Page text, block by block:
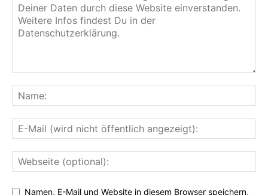
Namen, E-Mail und Website in diesem Browser speichern,